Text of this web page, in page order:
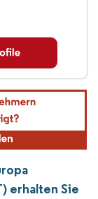
erhalten Sie